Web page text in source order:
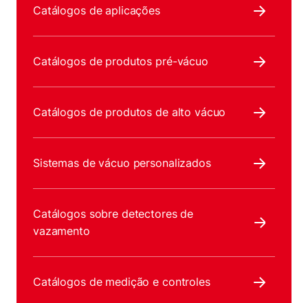
Catálogos de aplicações
Catálogos de produtos pré-vácuo
Catálogos de produtos de alto vácuo
Sistemas de vácuo personalizados
Catálogos sobre detectores de
vazamento
Catálogos de medição e controles